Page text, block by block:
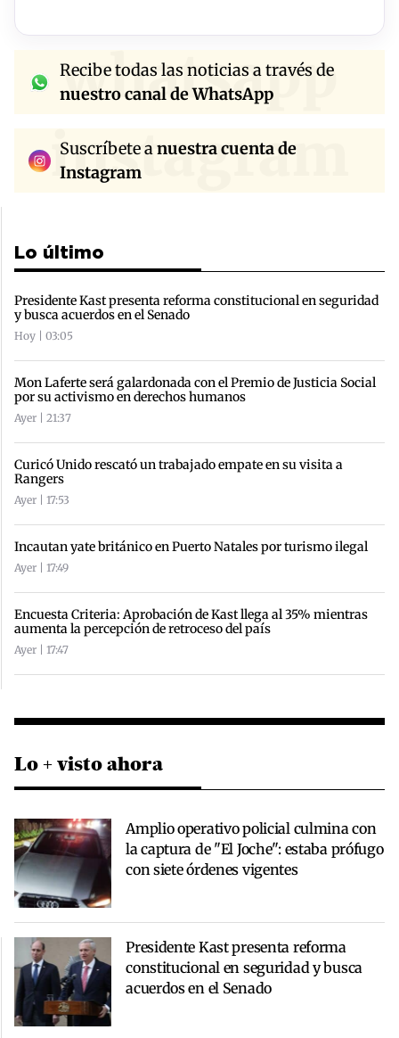
whatsapp
Recibe todas las noticias a través de
nuestro canal de WhatsApp
instagram
Suscríbete anuestra cuenta de
Instagram
Lo último
Presidente Kast presenta reforma constitucional en seguridad
y busca acuerdos en el Senado
Hoy | 03:05
Mon Laferte será galardonada con el Premio de Justicia Social
por su activismo en derechos humanos
Ayer | 21:37
Curicó Unido rescató un trabajado empate en su visita a
Rangers
Ayer | 17:53
Incautan yate británico en Puerto Natales por turismo ilegal
Ayer | 17:49
Encuesta Criteria: Aprobación de Kast llega al 35% mientras
aumenta la percepción de retroceso del país
Ayer | 17:47
Lo + visto ahora
Amplio operativo policial culmina con
la captura de "El Joche": estaba prófugo
con siete órdenes vigentes
Presidente Kast presenta reforma
constitucional en seguridad y busca
acuerdos en el Senado